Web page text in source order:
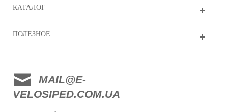
КАТАЛОГ
ПОЛЕЗНОЕ
MAIL@E-
VELOSIPED.COM.UA